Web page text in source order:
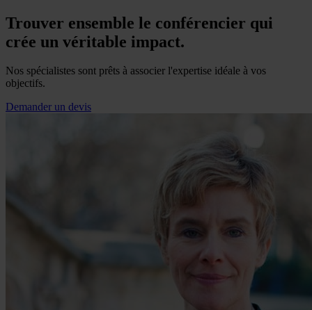
Trouver ensemble le conférencier qui
crée un véritable impact.
Nos spécialistes sont prêts à associer l'expertise idéale à vos
objectifs.
Demander un devis